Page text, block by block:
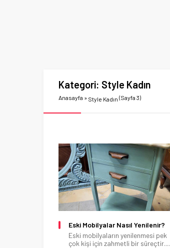
Kategori: Style Kadın
Anasayfa » Style Kadın (Sayfa 3)
Eski Mobilyalar Nasıl Yenilenir?
Eski mobilyaların yenilenmesi pek
çok kişi için zahmetli bir süreçtir....